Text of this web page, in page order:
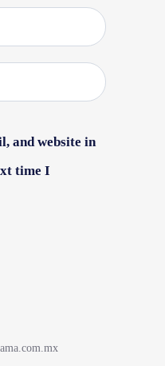
and website in
time I